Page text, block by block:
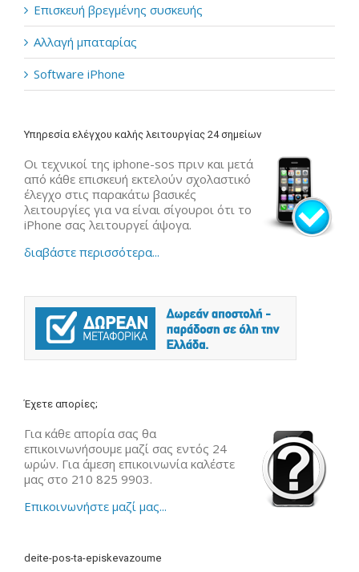
Επισκευή βρεγμένης συσκευής
Αλλαγή μπαταρίας
Software iPhone
Υπηρεσία ελέγχου καλής λειτουργίας 24 σημείων
Οι τεχνικοί της iphone-sos πριν και μετά
από κάθε επισκευή εκτελούν σχολαστικό
έλεγχο στις παρακάτω βασικές
λειτουργίες για να είναι σίγουροι ότι το
iPhone σας λειτουργεί άψογα.
διαβάστε περισσότερα...
Έχετε απορίες;
Για κάθε απορία σας θα
επικοινωνήσουμε μαζί σας εντός 24
ωρών. Για άμεση επικοινωνία καλέστε
μας στο 210 825 9903.
Επικοινωνήστε μαζί μας...
deite-pos-ta-episkevazoume